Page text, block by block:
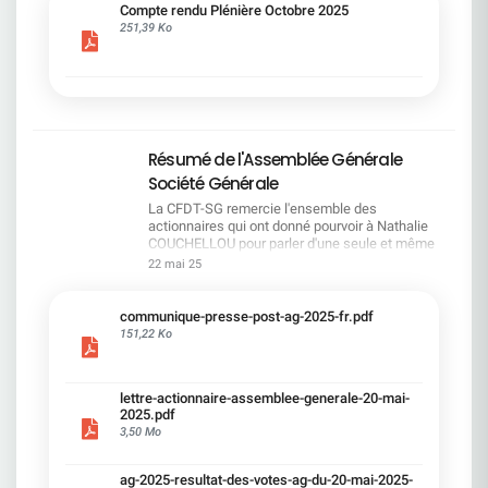
cadre du dialogue social.Bonne lecture !
Compte rendu Plénière Octobre 2025
251,39 Ko
Résumé de l'Assemblée Générale
Société Générale
La CFDT-SG remercie l'ensemble des
actionnaires qui ont donné pourvoir à Nathalie
COUCHELLOU pour parler d'une seule et même
voix.L'assemblée Générale s'est ouverte avec 4
souligné la forte amélioration en 2024 de tous les
facteurs financiers et le premier trimestre 2025
solide. Etre une banque simple et intégrée. Etre
une banque efficace. Etre une banque rentable. Le
Directeur Général Délégué, Pierre PALMIERI, a
22 mai 25
communique-presse-post-ag-2025-fr.pdf
151,22 Ko
lettre-actionnaire-assemblee-generale-20-mai-
2025.pdf
3,50 Mo
ag-2025-resultat-des-votes-ag-du-20-mai-2025-